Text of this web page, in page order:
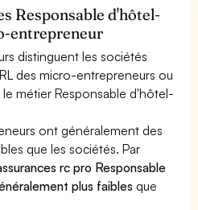
Responsable d'hôtel-
entrepreneur
distinguent les sociétés
des micro-entrepreneurs ou
métier Responsable d'hôtel-
ont généralement des
que les sociétés. Par
rc pro Responsable
plus faibles que